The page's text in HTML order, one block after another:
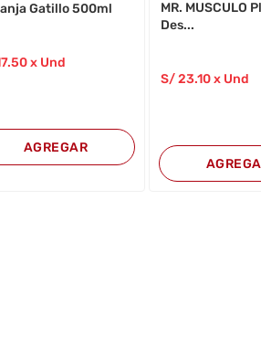
Gatillo 500ml
.50x Und
AGREGAR
MR. MUSCULO
Des...
S/23.10x Und